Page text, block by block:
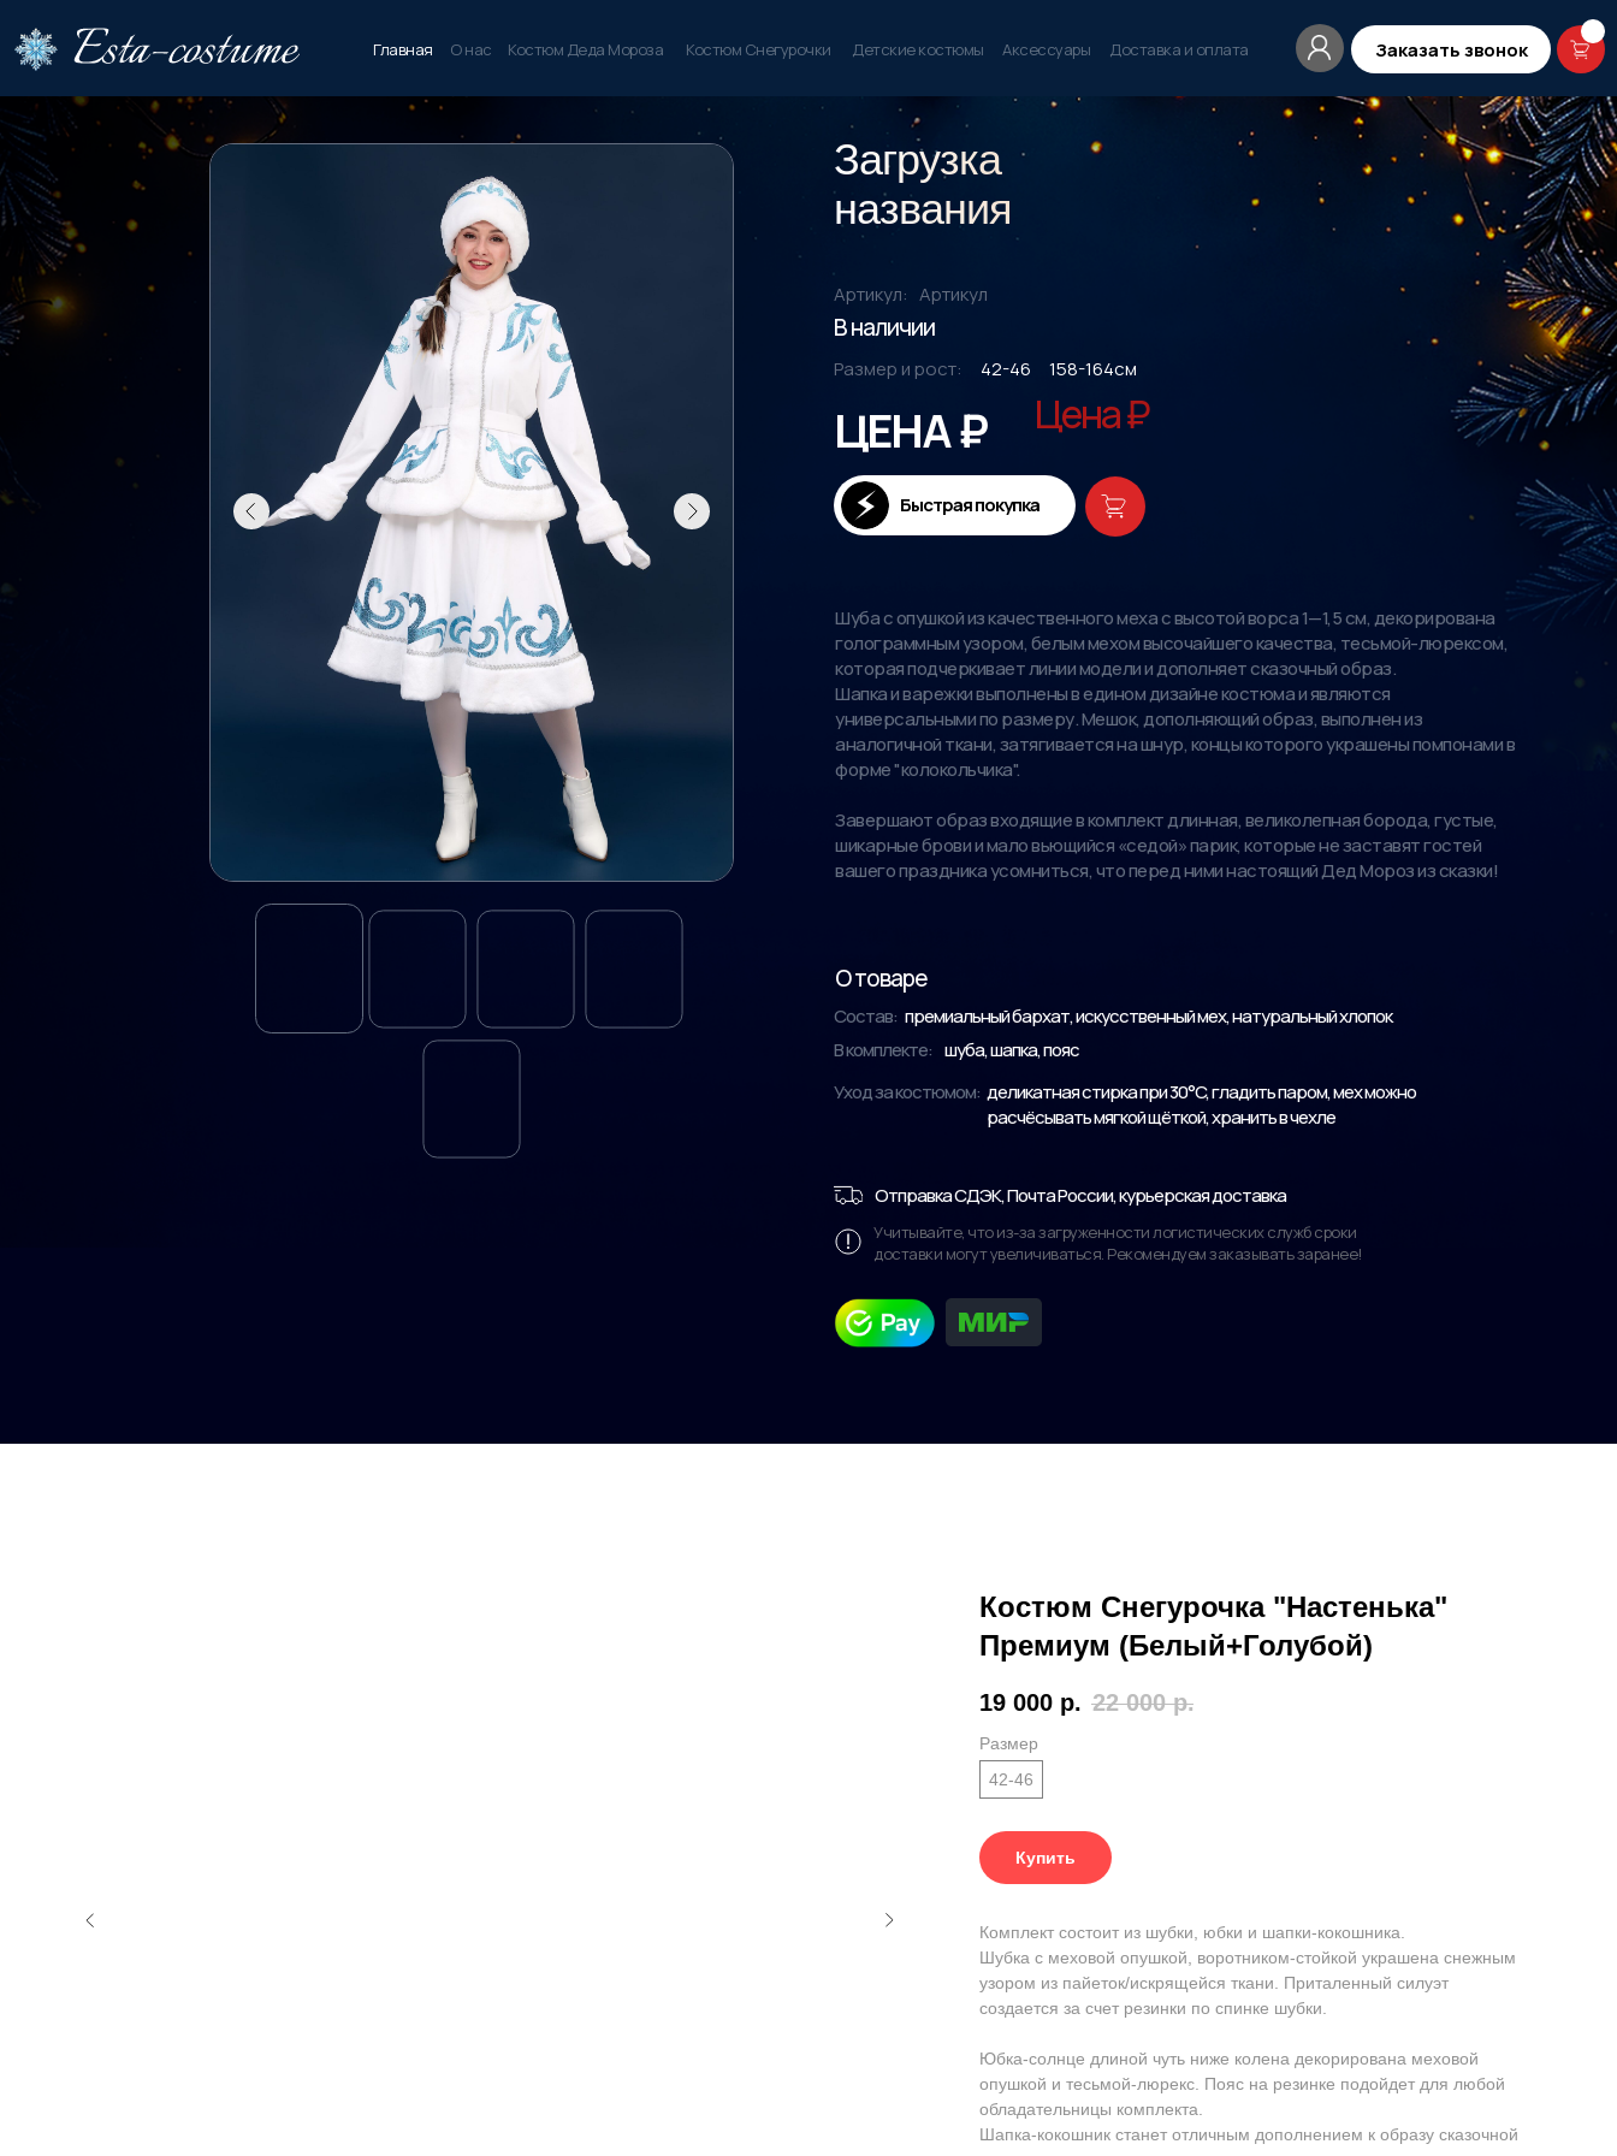
Доставка и оплата
Аксессуары
Детские костюмы
Костюм Снегурочки
Костюм Деда Мороза
О нас
Главная Заказать звонок
Шуба с опушкой из качественного меха с высотой ворса 1—1,5 см, декорирована
голограммным узором, белым мехом высочайшего качества, тесьмой-люрексом,
которая подчеркивает линии модели и дополняет сказочный образ.
Шапка и варежки выполнены в едином дизайне костюма и являются
универсальными по размеру. Мешок, дополняющий образ, выполнен из
аналогичной ткани, затягивается на шнур, концы которого украшены помпонами в
форме "колокольчика".
Завершают образ входящие в комплект длинная, великолепная борода, густые,
шикарные брови и мало вьющийся «седой» парик, которые не заставят гостей
вашего праздника усомниться, что перед ними настоящий Дед Мороз из сказки!
ЦЕНА ₽
Загрузка
названия
Уход за костюмом: деликатная стирка при 30°C, гладить паром, мех можно
расчёсывать мягкой щёткой, хранить в чехле
В комплекте: шуба, шапка, пояс
Состав: премиальный бархат, искусственный мех, натуральный хлопок
О товаре
В наличии
Артикул
Артикул:
Размер и рост: 42-46 158-164см
Быстрая покупка
Учитывайте, что из-за загруженности логистических служб сроки
доставки могут увеличиваться. Рекомендуем заказывать заранее!
Отправка СДЭК, Почта России, курьерская доставка
Цена ₽
Костюм Снегурочка "Настенька"
Премиум (Белый+Голубой)
19 000 р. 22 000 р.
Размер
42-46
Купить
Комплект состоит из шубки, юбки и шапки-кокошника.
Шубка с меховой опушкой, воротником-стойкой украшена снежным
узором из пайеток/искрящейся ткани. Приталенный силуэт
создается за счет резинки по спинке шубки.
Юбка-солнце длиной чуть ниже колена декорирована меховой
опушкой и тесьмой-люрекс. Пояс на резинке подойдет для любой
обладательницы комплекта.
Шапка-кокошник станет отличным дополнением к образу сказочной